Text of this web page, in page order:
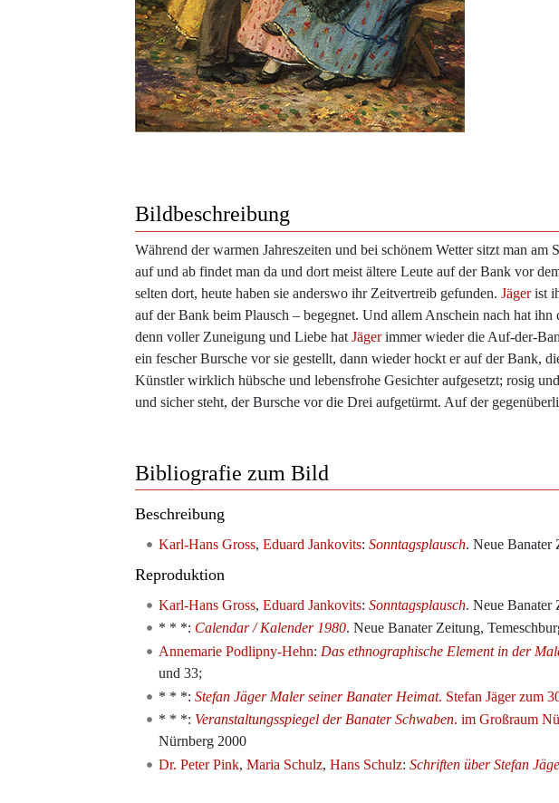
Bildbeschreibung
Während der warmen Jahreszeiten und bei schönem Wetter sitzt man
auf und ab findet man da und dort meist ältere Leute auf der Bank vor
selten dort, heute haben sie anderswo ihr Zeitvertreib gefunden. Jägerist
auf der Bank beim Plausch – begegnet. Und allem Anschein nach hat
denn voller Zuneigung und Liebe hat Jägerimmer wieder die Auf-der-
ein fescher Bursche vor sie gestellt, dann wieder hockt er auf der Bank,
Künstler wirklich hübsche und lebensfrohe Gesichter aufgesetzt; rosig
und sicher steht, der Bursche vor die Drei aufgetürmt. Auf der
Bibliografie zum Bild
Beschreibung
Karl-Hans Gross, Eduard Jankovits: Sonntagsplausch. Neue Banater
Reproduktion
Karl-Hans Gross, Eduard Jankovits: Sonntagsplausch. Neue Banater
* * *: Calendar / Kalender 1980. Neue Banater Zeitung,
Annemarie Podlipny-Hehn: Das ethnographische Element in der
und 33;
* * *: Stefan Jäger Maler seiner Banater Heimat. Stefan Jäger zum
* * *: Veranstaltungsspiegel der Banater Schwaben. im Großraum
Nürnberg 2000
Dr. Peter Pink, Maria Schulz, Hans Schulz: Schriften über Stefan